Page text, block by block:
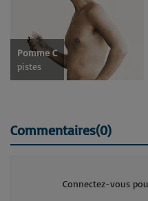
Pomme C
pistes
Commentaires(0)
Connectez-vous